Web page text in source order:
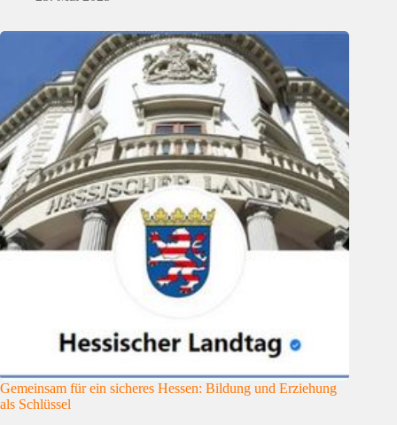
Gemeinsam für ein sicheres Hessen: Bildung und Erziehung
als Schlüssel